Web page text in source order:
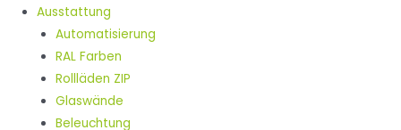
Ausstattung
Automatisierung
RAL Farben
Rollläden ZIP
Glaswände
Beleuchtung